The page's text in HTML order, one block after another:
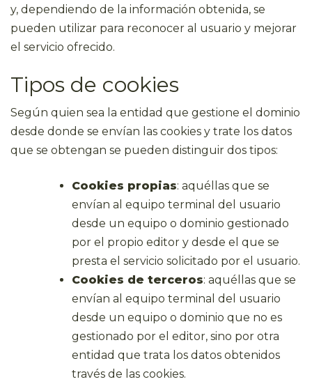
y, dependiendo de la información obtenida, se
pueden utilizar para reconocer al usuario y mejorar
el servicio ofrecido.
Tipos de cookies
Según quien sea la entidad que gestione el dominio
desde donde se envían las cookies y trate los datos
que se obtengan se pueden distinguir dos tipos:
Cookies propias: aquéllas que se
envían al equipo terminal del usuario
desde un equipo o dominio gestionado
por el propio editor y desde el que se
presta el servicio solicitado por el usuario.
Cookies de terceros: aquéllas que se
envían al equipo terminal del usuario
desde un equipo o dominio que no es
gestionado por el editor, sino por otra
entidad que trata los datos obtenidos
través de las cookies.